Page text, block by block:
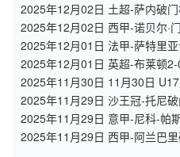
2025年12月02日 土超-萨内破
塔萨雷
2025年12月02日 西甲-诺贝尔·
诺1-1瓦伦西亚
2025年12月01日 法甲-萨特里
十人南特
2025年12月01日 英超-布莱顿
门维尔贝克助攻
2025年11月30日 11月30日
孟加拉国U17 进球
2025年11月29日 沙王冠-托尼
5-4胡拜尔库迪西亚
2025年11月29日 意甲-尼科-帕
12场不败
2025年11月29日 西甲-阿兰巴